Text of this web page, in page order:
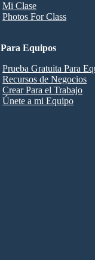
Mi Clase
Photos For Class
Para Equipos
Prueba Gratuita Para
Recursos de Negocios
Crear Para el Trabajo
Únete a mi Equipo